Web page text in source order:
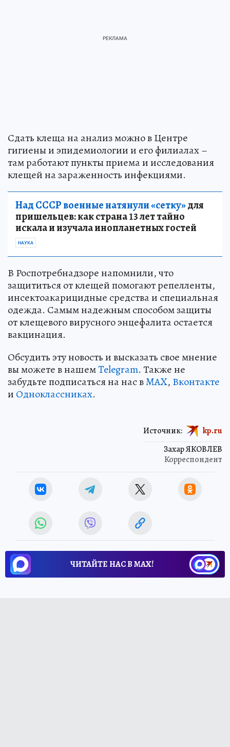
Сдать клеща на анализ можно в Центре
гигиены и эпидемиологии и его филиалах –
там работают пункты приема и исследования
клещей на зараженность инфекциями.
Над СССР военные натянули «сетку»для
пришельцев: как страна 13 лет тайно
искала и изучала инопланетных гостей
НАУКА
В Роспотребнадзоре напомнили, что
защититься от клещей помогают репелленты,
инсектоакарицидные средства и специальная
одежда. Самым надежным способом защиты
от клещевого вирусного энцефалита остается
вакцинация.
Обсудить эту новость и высказать свое мнение
вы можете в нашемTelegram. Также не
забудьте подписаться на нас вMAX, Вконтакте
и Одноклассниках.
Захар ЯКОВЛЕВ
Корреспондент
Источник: kp.ru
ЧИТАЙТЕ НАС В МАХ!